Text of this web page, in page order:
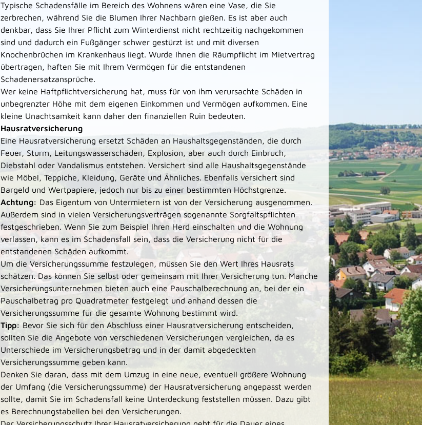
Typische Schadensfälle im Bereich des Wohnens wären eine Vase, die Sie
zerbrechen, während Sie die Blumen Ihrer Nachbarn gießen. Es ist aber auch
denkbar, dass Sie Ihrer Pflicht zum Winterdienst nicht rechtzeitig nachgekommen
sind und dadurch ein Fußgänger schwer gestürzt ist und mit diversen
Knochenbrüchen im Krankenhaus liegt. Wurde Ihnen die Räumpflicht im Mietvertrag
übertragen, haften Sie mit Ihrem Vermögen für die entstandenen
Schadenersatzansprüche.
Wer keine Haftpflichtversicherung hat, muss für von ihm verursachte Schäden in
unbegrenzter Höhe mit dem eigenen Einkommen und Vermögen aufkommen. Eine
kleine Unachtsamkeit kann daher den finanziellen Ruin bedeuten.
Hausratversicherung
Eine Hausratversicherung ersetzt Schäden an Haushaltsgegenständen, die durch
Feuer, Sturm, Leitungswasserschäden, Explosion, aber auch durch Einbruch,
Diebstahl oder Vandalismus entstehen. Versichert sind alle Haushaltsgegenstände
wie Möbel, Teppiche, Kleidung, Geräte und Ähnliches. Ebenfalls versichert sind
Bargeld und Wertpapiere, jedoch nur bis zu einer bestimmten Höchstgrenze.
Achtung: Das Eigentum von Untermietern ist von der Versicherung ausgenommen.
Außerdem sind in vielen Versicherungsverträgen sogenannte Sorgfaltspflichten
festgeschrieben. Wenn Sie zum Beispiel Ihren Herd einschalten und die Wohnung
verlassen, kann es im Schadensfall sein, dass die Versicherung nicht für die
entstandenen Schäden aufkommt.
Um die Versicherungssumme festzulegen, müssen Sie den Wert Ihres Hausrats
schätzen. Das können Sie selbst oder gemeinsam mit Ihrer Versicherung tun. Manche
Versicherungsunternehmen bieten auch eine Pauschalberechnung an, bei der ein
Pauschalbetrag pro Quadratmeter festgelegt und anhand dessen die
Versicherungssumme für die gesamte Wohnung bestimmt wird.
Tipp: Bevor Sie sich für den Abschluss einer Hausratversicherung entscheiden,
sollten Sie die Angebote von verschiedenen Versicherungen vergleichen, da es
Unterschiede im Versicherungsbetrag und in der damit abgedeckten
Versicherungssumme geben kann.
Denken Sie daran, dass mit dem Umzug in eine neue, eventuell größere Wohnung
der Umfang (die Versicherungssumme) der Hausratversicherung angepasst werden
sollte, damit Sie im Schadensfall keine Unterdeckung feststellen müssen. Dazu gibt
es Berechnungstabellen bei den Versicherungen.